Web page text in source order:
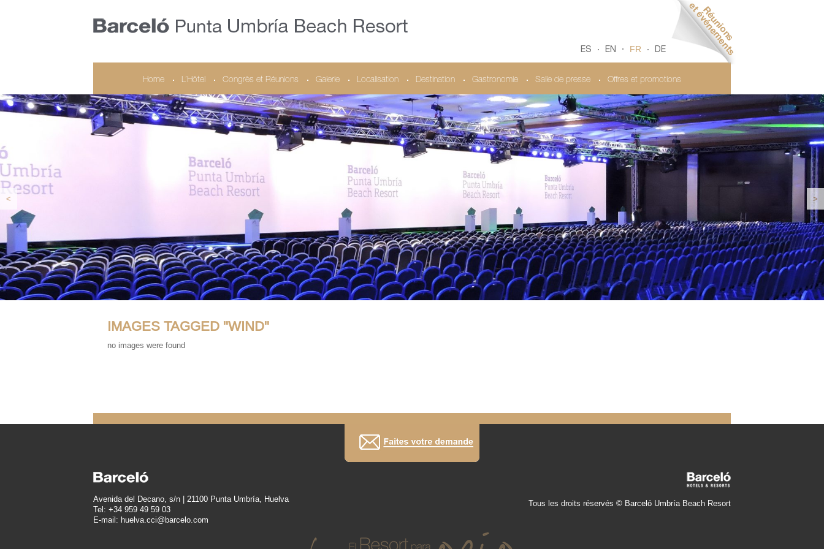
ES EN FR DE
Home L’Hôtel Congrès et Réunions Galerie Localisation Destination Gastronomie Salle de presse Offres et promotions
< >
IMAGES TAGGED "WIND"
no images were found
Avenida del Decano, s/n | 21100 Punta Umbría, Huelva
Tel: +34 959 49 59 03
E-mail: huelva.cci@barcelo.com
Tous les droits réservés © Barceló Umbría Beach Resort